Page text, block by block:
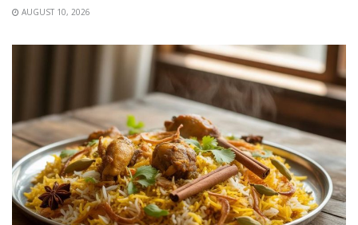
AUGUST 10, 2026